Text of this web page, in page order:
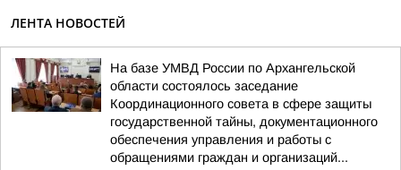
ЛЕНТА НОВОСТЕЙ
На базе УМВД России по Архангельской
области состоялось заседание
Координационного совета в сфере защиты
государственной тайны, документационного
обеспечения управления и работы с
обращениями граждан и организаций...